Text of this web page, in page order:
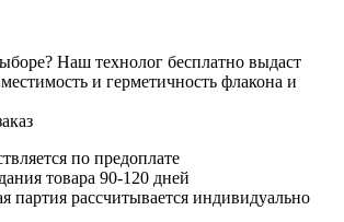
Наш технолог бесплатно выдаст
и герметичность флакона и
по предоплате
товара 90-120 дней
партия рассчитывается индивидуально